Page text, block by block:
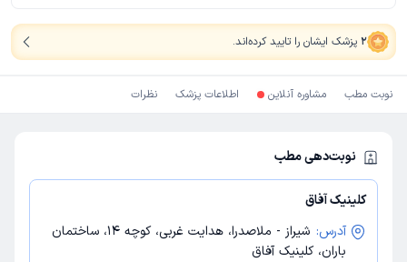
2 پزشک ایشان را تایید کرده‌اند.
نوبت مطب مشاوره آنلاین اطلاعات پزشک نظرات
نوبت‌دهی مطب
کلینیک آفاق
آدرس:
شیراز - ملاصدرا، هدایت غربی، کوچه 14، ساختمان
باران، کلینیک آفاق